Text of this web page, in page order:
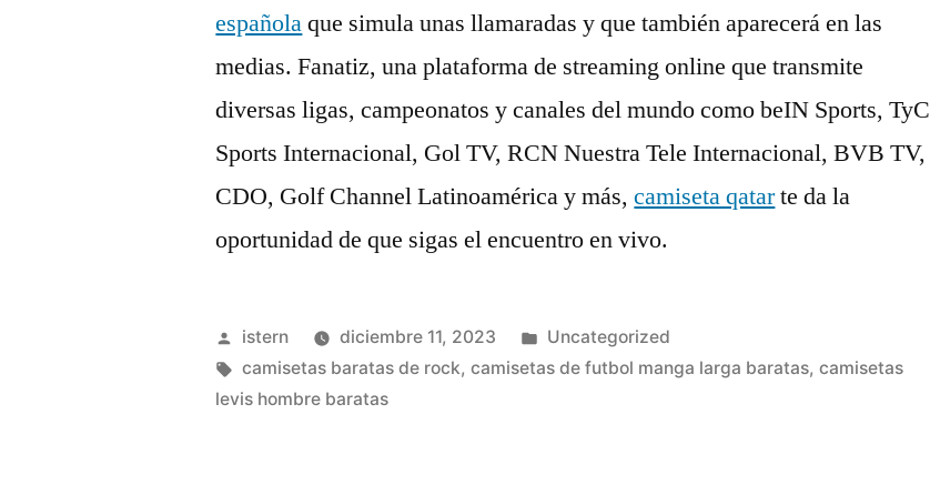
españolaque simula unas llamaradas y que también aparecerá en las
medias. Fanatiz, una plataforma de streaming online que transmite
diversas ligas, campeonatos y canales del mundo como beIN Sports, TyC
Sports Internacional, Gol TV, RCN Nuestra Tele Internacional, BVB TV,
CDO, Golf Channel Latinoamérica y más,camiseta qatarte da la
oportunidad de que sigas el encuentro en vivo.
Publicado
por
istern diciembre 11, 2023
Publicado
en
Uncategorized
Etiquetas:
camisetas baratas de rock,camisetas de futbol manga larga baratas,camisetas
levis hombre baratas